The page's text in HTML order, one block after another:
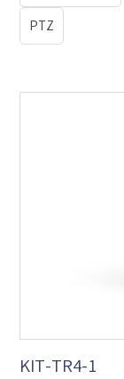
PTZ
KIT-TR4-1